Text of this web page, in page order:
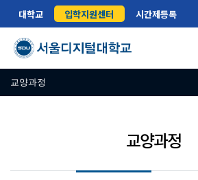
대학교 입학지원센터 시간제등록
교양과정
교양과정